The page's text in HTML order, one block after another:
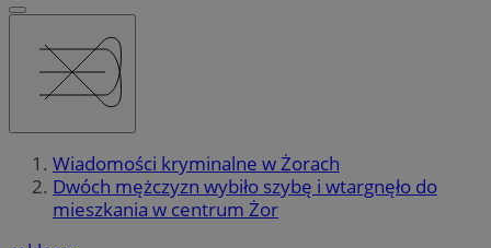
Wiadomości kryminalne w Żorach
Dwóch mężczyzn wybiło szybę i wtargnęło do
mieszkania w centrum Żor